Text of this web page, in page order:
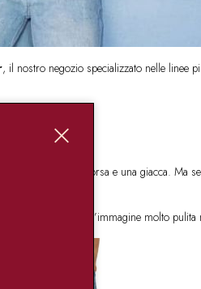
, il nostro negozio specializzato nelle linee
ed esci con una borsa e una giacca. Ma
Il risultato? Un’immagine molto pulita